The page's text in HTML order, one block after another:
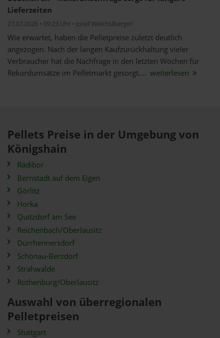
Lieferzeiten
27.07.2026 • 09:23 Uhr • Josef Weichslberger
Wie erwartet, haben die Pelletpreise zuletzt deutlich
angezogen. Nach der langen Kaufzurückhaltung vieler
Verbraucher hat die Nachfrage in den letzten Wochen für
Rekordumsätze im Pelletmarkt gesorgt.... weiterlesen
Pellets Preise in der Umgebung von
Königshain
Radibor
Bernstadt auf dem Eigen
Görlitz
Horka
Quitzdorf am See
Reichenbach/Oberlausitz
Dürrhennersdorf
Schönau-Berzdorf
Strahwalde
Rothenburg/Oberlausitz
Auswahl von überregionalen
Pelletpreisen
Stuttgart